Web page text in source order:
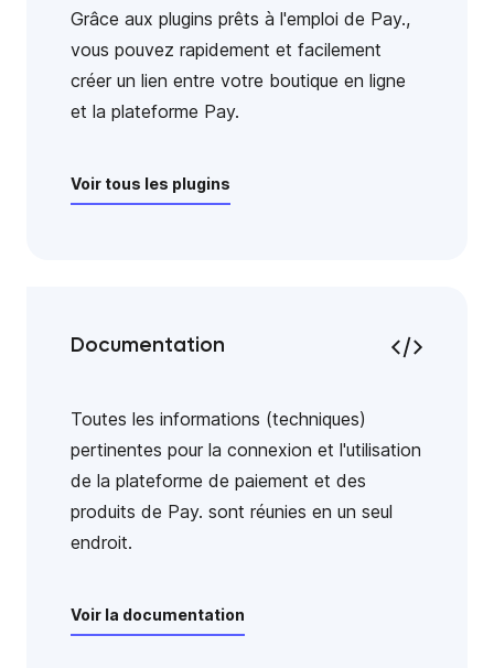
Grâce aux plugins prêts à l'emploi de Pay.,
vous pouvez rapidement et facilement
créer un lien entre votre boutique en ligne
et la plateforme Pay.
Voir tous les plugins
Documentation
Toutes les informations (techniques)
pertinentes pour la connexion et l'utilisation
de la plateforme de paiement et des
produits de Pay. sont réunies en un seul
endroit.
Voir la documentation